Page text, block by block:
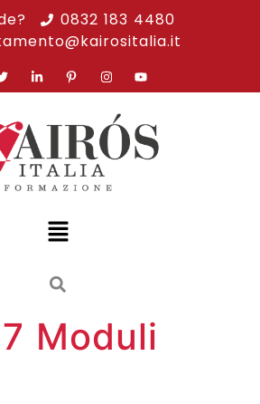
0832 183 4480
Moduli